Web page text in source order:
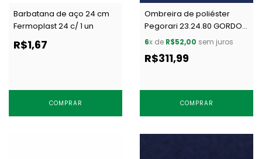
Barbatana de aço 24 cm
Fermoplast 24 c/ 1 un
R$1,67
COMPRAR
Ombreira de poliéster
Pegorari 23.24.80 GORDO
branca c/ 40 pares
6x de R$52,00 sem juros
R$311,99
COMPRAR